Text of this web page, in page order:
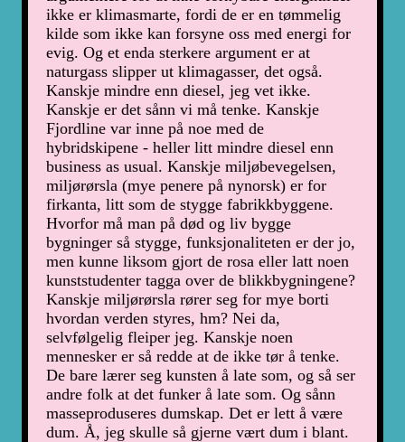
ikke er klimasmarte, fordi de er en tømmelig
kilde som ikke kan forsyne oss med energi for
evig. Og et enda sterkere argument er at
naturgass slipper ut klimagasser, det også.
Kanskje mindre enn diesel, jeg vet ikke.
Kanskje er det sånn vi må tenke. Kanskje
Fjordline var inne på noe med de
hybridskipene - heller litt mindre diesel enn
business as usual. Kanskje miljøbevegelsen,
miljørørsla (mye penere på nynorsk) er for
firkanta, litt som de stygge fabrikkbyggene.
Hvorfor må man på død og liv bygge
bygninger så stygge, funksjonaliteten er der jo,
men kunne liksom gjort de rosa eller latt noen
kunststudenter tagga over de blikkbygningene?
Kanskje miljørørsla rører seg for mye borti
hvordan verden styres, hm? Nei da,
selvfølgelig fleiper jeg. Kanskje noen
mennesker er så redde at de ikke tør å tenke.
De bare lærer seg kunsten å late som, og så ser
andre folk at det funker å late som. Og sånn
masseproduseres dumskap. Det er lett å være
dum. Å, jeg skulle så gjerne vært dum i blant.